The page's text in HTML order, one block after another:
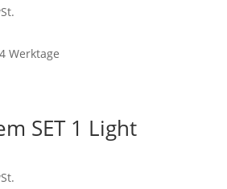
Werktage
SET 1 Light